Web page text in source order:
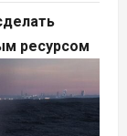
ресурсом